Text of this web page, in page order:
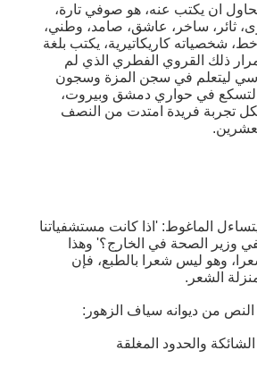
ان يكتب عنه، هو صوفي تارة،
ثائر، ساخر، عاشق، صامد، وطني،
شخصياته كاريكاتيرية، يكتب بلغة
ذلك القروي الفطري الذي لم
ليتعلم في سجن المزة وسجون
التسكع في حواري دمشق وبيروت،
تجربة فريدة امتدت من النصف
الماغوط: 'اذا كانت مستشفياتنا
وزير الصحة في الخارج؟' وهذا
وهو ليس شعرا بالطبع، فإن
الشعر.
من ديوانه سياف الزهور:
والحدود المغلقة